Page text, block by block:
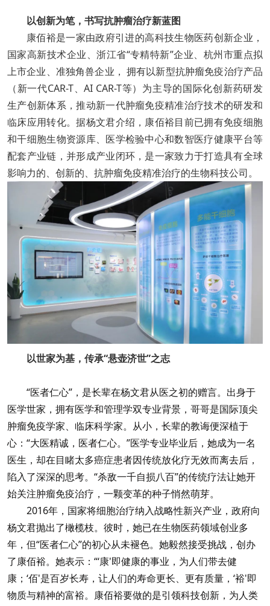
以创新为笔，书写抗肿瘤治疗新蓝图
康佰裕是一家由政府引进的高科技生物医药创新企业，
国家高新技术企业、浙江省“专精特新”企业、杭州市重点拟
上市企业、准独角兽企业， 拥有以新型抗肿瘤免疫治疗产品
（新一代CAR-T、AI CAR-T等）为主导的国际化创新药研发
生产创新体系，推动新一代肿瘤免疫精准治疗技术的研发和
临床应用转化。据杨文君介绍，康佰裕目前已拥有免疫细胞
和干细胞生物资源库、医学检验中心和数智医疗健康平台等
配套产业链，并形成产业闭环，是一家致力于打造具有全球
影响力的、创新的、抗肿瘤免疫精准治疗的生物科技公司。
以世家为基，传承“悬壶济世”之志
“医者仁心”，是长辈在杨文君从医之初的赠言。出身于
医学世家，拥有医学和管理学双专业背景，哥哥是国际顶尖
肿瘤免疫学家、临床科学家。从小，长辈的教诲便深植于
心：“大医精诚，医者仁心。”医学专业毕业后，她成为一名
医生，却在目睹太多癌症患者因传统放化疗无效而离去后，
陷入了深深的思考。“杀敌一千自损八百”的传统疗法让她开
始关注肿瘤免疫治疗，一颗变革的种子悄然萌芽。
2016年，国家将细胞治疗纳入战略性新兴产业，政府向
杨文君抛出了橄榄枝。彼时，她已在生物医药领域创业多
年，但“医者仁心”的初心从未褪色。她毅然接受挑战，创办
了康佰裕。她表示：“‘康'即健康的事业，为人们带去健
康；‘佰'是百岁长寿，让人们的寿命更长、更有质量，‘裕'即
物质与精神的富裕。康佰裕要做的是引领科技创新，为人类